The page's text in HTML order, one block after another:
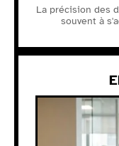
La précision des
souvent à